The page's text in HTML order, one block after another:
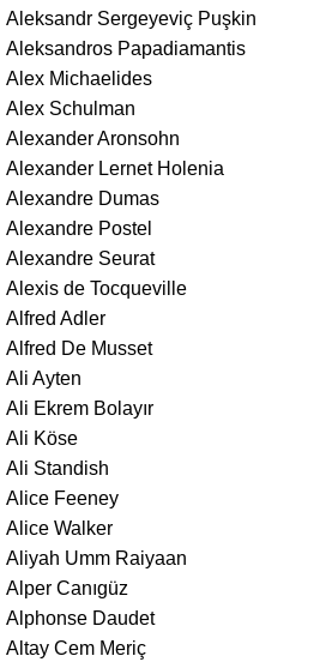
Aleksandr Sergeyeviç Puşkin
Aleksandros Papadiamantis
Alex Michaelides
Alex Schulman
Alexander Aronsohn
Alexander Lernet Holenia
Alexandre Dumas
Alexandre Postel
Alexandre Seurat
Alexis de Tocqueville
Alfred Adler
Alfred De Musset
Ali Ayten
Ali Ekrem Bolayır
Ali Köse
Ali Standish
Alice Feeney
Alice Walker
Aliyah Umm Raiyaan
Alper Canıgüz
Alphonse Daudet
Altay Cem Meriç